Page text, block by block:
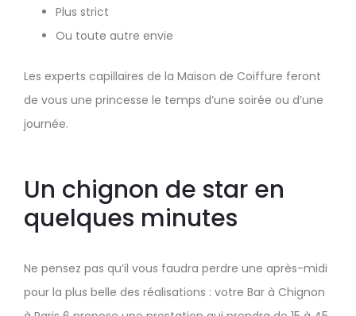
Plus strict
Ou toute autre envie
Les experts capillaires de la Maison de Coiffure feront
de vous une princesse le temps d’une soirée ou d’une
journée.
Un chignon de star en
quelques minutes
Ne pensez pas qu’il vous faudra perdre une après-midi
pour la plus belle des réalisations : votre Bar à Chignon